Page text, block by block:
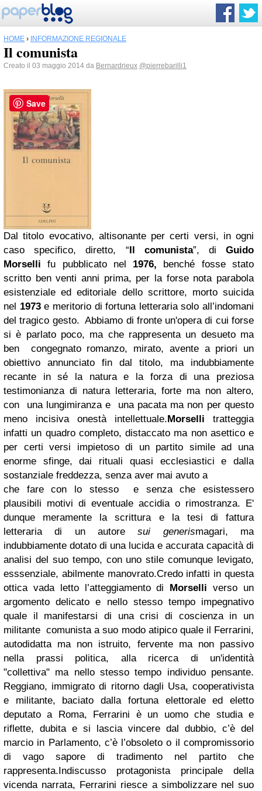
HOME › INFORMAZIONE REGIONALE
Il comunista
Creato il 03 maggio 2014 da Bernardrieux @pierrebarilli1
Dal titolo evocativo, altisonante per certi versi, in ogni
caso specifico, diretto, “Il comunista”, diGuido
Morselli fu pubblicato nel 1976, benché fosse stato
scritto ben venti anni prima, per la forse nota parabola
esistenziale ed editoriale dello scrittore, morto suicida
nel 1973e meritorio di fortuna letteraria solo all’indomani
del tragico gesto. Abbiamo di fronte un'opera di cui forse
si è parlato poco, ma che rappresenta un desueto ma
ben congegnato romanzo, mirato, avente a priori un
obiettivo annunciato fin dal titolo, ma indubbiamente
recante in sé la natura e la forza di una preziosa
testimonianza di natura letteraria, forte ma non altero,
con una lungimiranza e una pacata ma non per questo
meno incisiva onestà intellettuale.Morselli tratteggia
infatti un quadro completo, distaccato ma non asettico e
per certi versi impietoso di un partito simile ad una
enorme sfinge, dai rituali quasi ecclesiastici e dalla
sostanziale freddezza, senza aver mai avuto a
che fare con lo stesso e senza che esistessero
plausibili motivi di eventuale accidia o rimostranza. E'
dunque meramente la scrittura e la tesi di fattura
letteraria di un autoresui generismagari, ma
indubbiamente dotato di una lucida e accurata capacità di
analisi del suo tempo, con uno stile comunque levigato,
esssenziale, abilmente manovrato.Credo infatti in questa
ottica vada letto l’atteggiamento di Morselli verso un
argomento delicato e nello stesso tempo impegnativo
quale il manifestarsi di una crisi di coscienza in un
militante comunista a suo modo atipico quale il Ferrarini,
autodidatta ma non istruito, fervente ma non passivo
nella prassi politica, alla ricerca di un'identità
"collettiva" ma nello stesso tempo individuo pensante.
Reggiano, immigrato di ritorno dagli Usa, cooperativista
e militante, baciato dalla fortuna elettorale ed eletto
deputato a Roma, Ferrarini è un uomo che studia e
riflette, dubita e si lascia vincere dal dubbio, c’è del
marcio in Parlamento, c’è l’obsoleto o il compromissorio
di vago sapore di tradimento nel partito che
rappresenta.Indiscusso protagonista principale della
vicenda narrata, Ferrarini riesce a simbolizzare nel suo
Save